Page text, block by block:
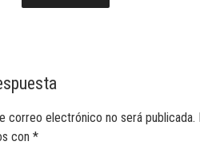
correo electrónico no será publicada.
con *